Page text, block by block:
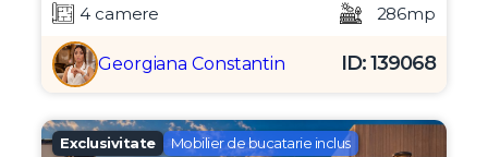
4 camere 286mp
Georgiana Constantin ID: 139068
Exclusivitate Mobilier de bucatarie inclus